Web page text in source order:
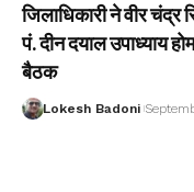
जिलाधिकारी ने वीर चंद्र
पं. दीन दयाल उपाध्याय
बैठक
Lokesh Badoni